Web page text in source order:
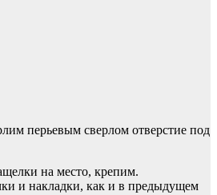
перьевым сверлом отверстие под
на место, крепим.
и накладки, как и в предыдущем